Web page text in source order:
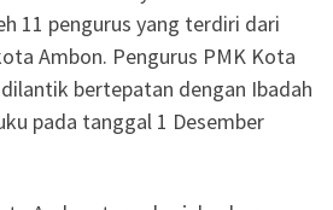
11 pengurus yang terdiri dari
Ambon. Pengurus PMK Kota
bertepatan dengan Ibadah
pada tanggal 1 Desember